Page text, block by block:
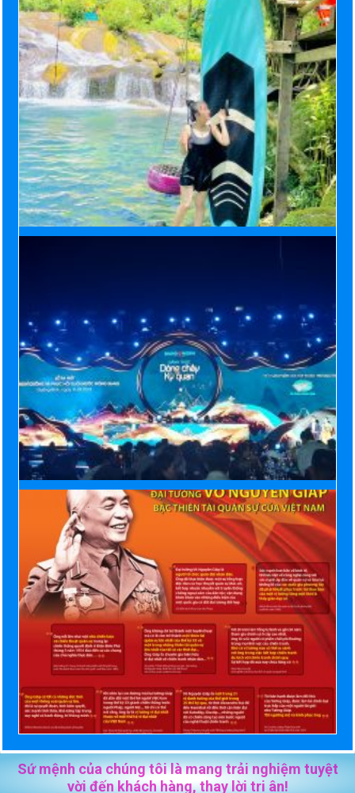
Sứ mệnh của chúng tôi là mang trải nghiệm tuyệt
vời đến khách hàng, thay lời tri ân!